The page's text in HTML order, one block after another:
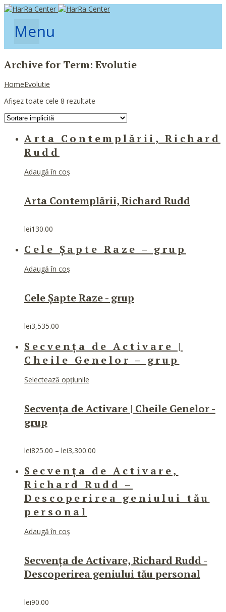
Menu
Archive for Term: Evolutie
HomeEvolutie
Afișez toate cele 8 rezultate
Arta Contemplării, Richard
Rudd
Adaugă în coș
Arta Contemplării, Richard Rudd
lei130.00
Cele Șapte Raze – grup
Adaugă în coș
Cele Șapte Raze - grup
lei3,535.00
Secvența de Activare |
Cheile Genelor – grup
Selectează opțiunile
mai
pot
fi
alese
în
pagina
produsului.
Secvența de Activare | Cheile Genelor -
grup
lei825.00 – lei3,300.00
prețuri:
lei825.00
până
la
Secvența de Activare,
Richard Rudd –
Descoperirea geniului tău
personal
Adaugă în coș
Secvența de Activare, Richard Rudd -
Descoperirea geniului tău personal
lei90.00